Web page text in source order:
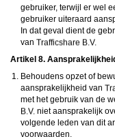
gebruiker, terwijl er wel
gebruiker uiteraard
In dat geval dient de
van
Artikel 8.
Behoudens opzet of
aansprakelijkheid van
met het gebruik van de
niet aansprakelijk
volgende leden van dit
voorwaarden.